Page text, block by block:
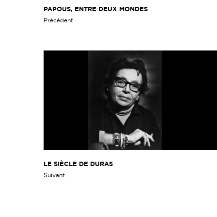
PAPOUS, ENTRE DEUX MONDES
Précédent
LE SIÈCLE DE DURAS
Suivant